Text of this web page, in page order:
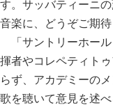
す。サッバティーニ
音楽に、どうぞご期待
「サントリーホール
揮者やコレペティト
らず、アカデミーの
歌を聴いて意見を述